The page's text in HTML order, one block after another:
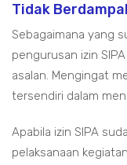
Tidak
Sebagaimana yang
pengurusan izin
asalan. Mengingat
tersendiri dalam
Apabila izin SIPA
pelaksanaan